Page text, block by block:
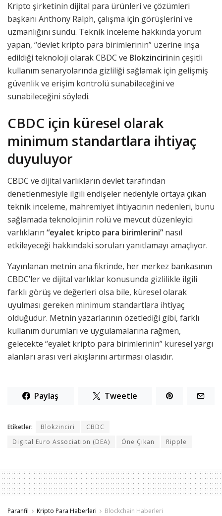
Kripto şirketinin dijital para ürünleri ve çözümleri
başkanı Anthony Ralph, çalışma için görüşlerini ve
uzmanlığını sundu. Teknik inceleme hakkında yorum
yapan, “devlet kripto para birimlerinin” üzerine inşa
edildiği teknoloji olarak CBDC ve Blokzincirinin çeşitli
kullanım senaryolarında gizliliği sağlamak için gelişmiş
güvenlik ve erişim kontrolü sunabileceğini ve
sunabileceğini söyledi.
CBDC için küresel olarak
minimum standartlara ihtiyaç
duyuluyor
CBDC ve dijital varlıkların devlet tarafından
denetlenmesiyle ilgili endişeler nedeniyle ortaya çıkan
teknik inceleme, mahremiyet ihtiyacının nedenleri, bunu
sağlamada teknolojinin rolü ve mevcut düzenleyici
varlıkların “eyalet kripto para birimlerini” nasıl
etkileyeceği hakkındaki soruları yanıtlamayı amaçlıyor.
Yayınlanan metnin ana fikrinde, her merkez bankasının
CBDC’ler ve dijital varlıklar konusunda gizlilikle ilgili
farklı görüş ve değerleri olsa bile, küresel olarak
uyulması gereken minimum standartlara ihtiyaç
olduğudur. Metnin yazarlarının özetlediği gibi, farklı
kullanım durumları ve uygulamalarına rağmen,
gelecekte “eyalet kripto para birimlerinin” küresel yargı
alanları arası veri akışlarını artırması olasıdır.
Paylaş Tweetle
Etiketler: Blokzinciri
CBDC
Digital Euro Association (DEA)
Öne Çıkan Ripple
Paranfil Kripto Para Haberleri Blockchain Haberleri